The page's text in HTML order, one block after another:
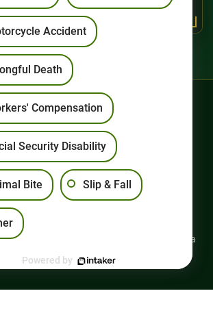
Aksidente sa Motorsiklo
Pang-aabuso sa Nursing Home
Mga Aksidente sa Semi Truck
Slip at Talon
Kabayaran ng mga Manggagawa
Maling Kamatayan
Accident
Death
Compensation
Security Disability
Bite Slip & Fall
Powered by